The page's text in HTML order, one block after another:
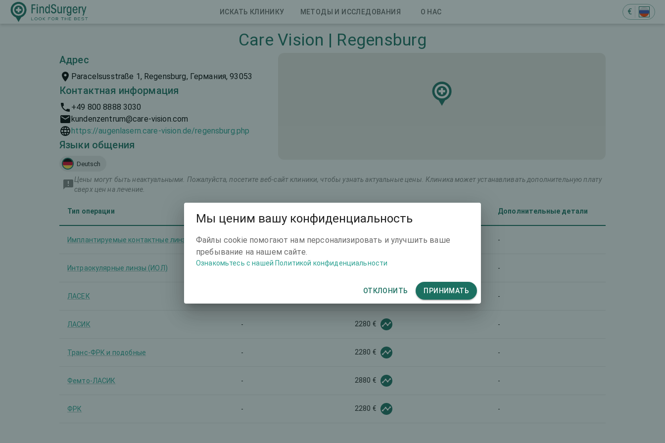
ИСКАТЬ КЛИНИКУ МЕТОДЫ И ИССЛЕДОВАНИЯ О НАС €
Care Vision | Regensburg
Адрес
Paracelsusstraße 1, Regensburg, Германия, 93053
Контактная информация
+49 800 8888 3030
kundenzentrum@care-vision.com
https://augenlasern.care-vision.de/regensburg.php
Языки общения
Deutsch
Цены могут быть неактуальными. Пожалуйста, посетите веб-сайт клиники, чтобы узнать актуальные цены. Клиника может устанавливать дополнительную плату
сверх цен на лечение.
Тип операции Дополнительные детали
Имплантируемые контактные линзы (ИКЛ) - - -
Интраокулярные линзы (ИОЛ) - 5600 € -
ЛАСЕК 2280 € -
ЛАСИК - 2280 € -
Транс-ФРК и подобные - 2280 € -
Фемто-ЛАСИК - 2880 € -
ФРК - 2280 € -
Мы ценим вашу конфиденциальность
Файлы cookie помогают нам персонализировать и улучшить ваше
пребывание на нашем сайте.
Ознакомьтесь с нашей Политикой конфиденциальности
ОТКЛОНИТЬ ПРИНИМАТЬ